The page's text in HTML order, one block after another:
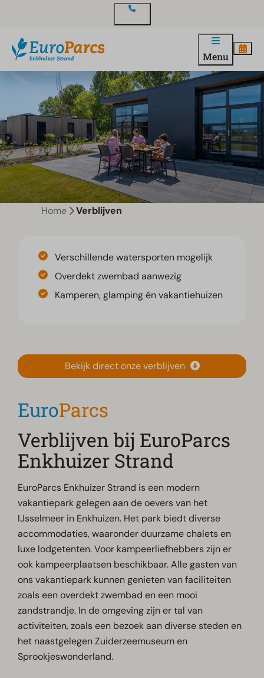
Menu
Home Verblijven
Verschillende watersporten mogelijk
Overdekt zwembad aanwezig
Kamperen, glamping én vakantiehuizen
Bekijk direct onze verblijven
EuroParcs
Verblijven bij EuroParcs
Enkhuizer Strand
EuroParcs Enkhuizer Strand is een modern
vakantiepark gelegen aan de oevers van het
IJsselmeer in Enkhuizen. Het park biedt diverse
accommodaties, waaronder duurzame chalets en
luxe lodgetenten. Voor kampeerliefhebbers zijn er
ook kampeerplaatsen beschikbaar. Alle gasten van
ons vakantiepark kunnen genieten van faciliteiten
zoals een overdekt zwembad en een mooi
zandstrandje. In de omgeving zijn er tal van
activiteiten, zoals een bezoek aan diverse steden en
het naastgelegen Zuiderzeemuseum en
Sprookjeswonderland.